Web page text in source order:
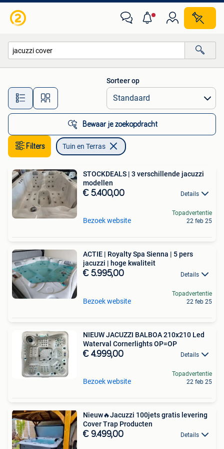
Alle afstanden…
Sorteer op
Bewaar je zoekopdracht
Filters Tuin en Terras
STOCKDEALS | 3 verschillende jacuzzi
modellen
€ 5.400,00 Details
Bezoek website
Topadvertentie
22 feb 25
ACTIE | Royalty Spa Sienna | 5 pers
jacuzzi | hoge kwaliteit
€ 5.995,00 Details
Bezoek website
Topadvertentie
22 feb 25
NIEUW JACUZZI BALBOA 210x210 Led
Waterval Cornerlights OP=OP
€ 4.999,00 Details
Bezoek website
Topadvertentie
22 feb 25
Nieuw🔥Jacuzzi 100jets gratis levering
Cover Trap Producten
€ 9.499,00 Details